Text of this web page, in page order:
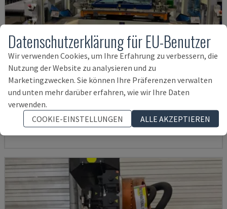
AUDI TSV D5 TÜR
DEUTSCHLAND 2020 200 STD
62.000 €
Datenschutzerklärung für EU-Benutzer
Wir verwenden Cookies, um Ihre Erfahrung zu verbessern, die
Nutzung der Website zu analysieren und zu
Marketingzwecken. Sie können Ihre Präferenzen verwalten
und unten mehr darüber erfahren, wie wir Ihre Daten
verwenden.
COOKIE-EINSTELLUNGEN
ALLE AKZEPTIEREN